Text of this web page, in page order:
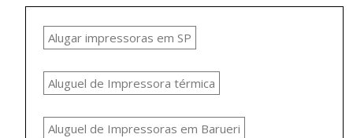
Alugar impressoras em SP
Aluguel de Impressora térmica
Aluguel de Impressoras em Barueri